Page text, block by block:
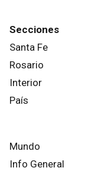
Secciones
Santa Fe
Rosario
Interior
País
Mundo
Info General